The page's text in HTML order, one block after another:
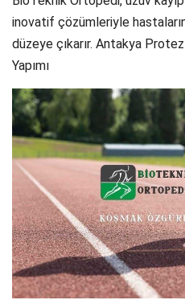
inovatif çözümleriyle
düzeye çıkarır. Antakya
Yapımı